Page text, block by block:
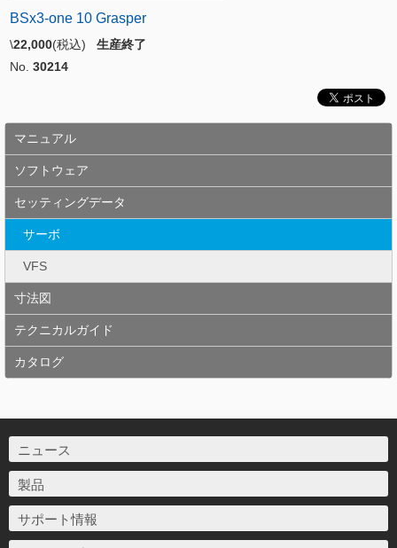
BSx3-one 10 Grasper
\22,000(税込) 生産終了
No. 30214
マニュアル
ソフトウェア
セッティングデータ
サーボ
VFS
寸法図
テクニカルガイド
カタログ
ニュース
製品
サポート情報